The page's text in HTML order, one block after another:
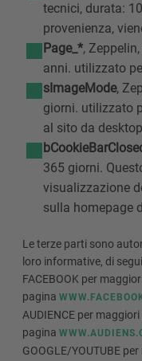
tecnici, durata:
provenienza,
Page_*,
anni. utilizzato
sImageMode,
giorni. utilizzato
al sito da
365 giorni.
visualizzazione
sulla homepage
Le terze parti sono
loro informative, di
FACEBOOK per
pagina
AUDIENCE per
pagina
GOOGLE/YOUTUBE